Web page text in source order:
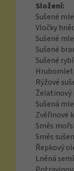
Složení:
Sušené
Vločky
Sušené
Sušené
Sušené
Rýžové
Želatinový
Sušená
Zvěřinové
Směs
Směs
Řepkový
Lněná